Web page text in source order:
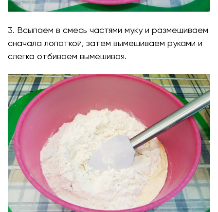
3. Всыпаем в смесь частями муку и размешиваем
сначала лопаткой, затем вымешиваем руками и
слегка отбиваем вымешивая.